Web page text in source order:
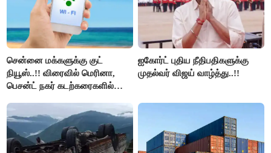
சென்னை மக்களுக்கு குட்
நியூஸ்..!! விரைவில் மெரினா,
பெசன்ட் நகர் கடற்கரைகளில்
ஐகோர்ட் புதிய நீதிபதிகளுக்கு
முதல்வர் விஜய் வாழ்த்து..!!